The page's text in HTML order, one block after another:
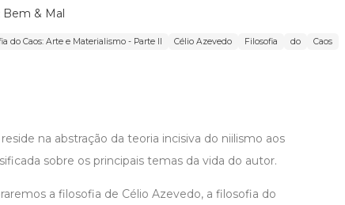
Bem & Mal
do Caos: Arte e Materialismo - Parte II Célio Azevedo Filosofia do Caos
na abstração da teoria incisiva do niilismo aos
sobre os principais temas da vida do autor.
a filosofia de Célio Azevedo, a filosofia do